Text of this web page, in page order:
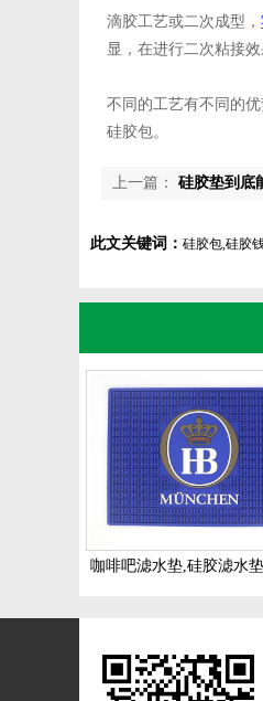
滴胶工艺或二次成型，
显，在进行二次粘接
不同的工艺有不同的
硅胶包。
上一篇： 硅胶垫到底
此文关键词： 硅胶包,硅胶
咖啡吧滤水垫,硅胶滤水